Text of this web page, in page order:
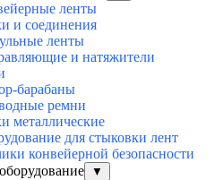
ленты
и соединения
ленты
и натяжители
барабаны
ремни
металлические
для стыковки лент
конвейерной безопасности
▼